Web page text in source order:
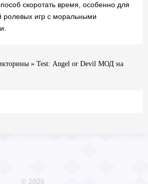
скоротать время, особенно для
ролевых игр с моральными
» Test: Angel or Devil МОД на
© 2026